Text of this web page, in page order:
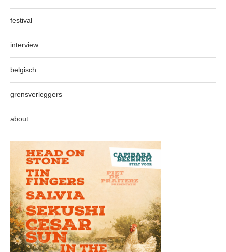
festival
interview
belgisch
grensverleggers
about